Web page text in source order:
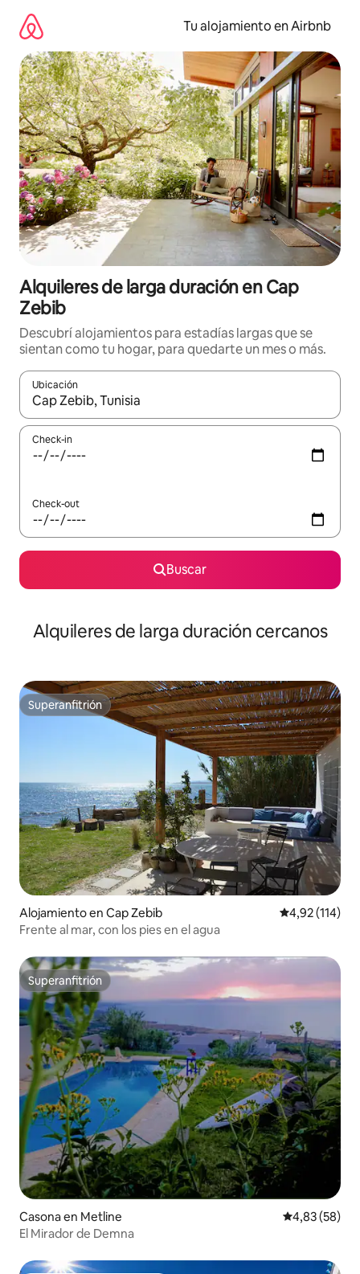
contenido
Tu alojamiento en Airbnb
Alquileres de larga duración en Cap
Zebib
Descubrí alojamientos para estadías largas que se
sientan como tu hogar, para quedarte un mes o más.
Ubicación
Cuando los resultados estén disponibles, navegá con las
Check-in
Check-out
Buscar
Alquileres de larga duración cercanos
Superanfitrión
Superanfitrión
Alojamiento en Cap Zebib Calificación
4,92 (114)
Frente al mar, con los pies en el agua
Superanfitrión
Superanfitrión
Casona en Metline Calificación
4,83 (58)
El Mirador de Demna